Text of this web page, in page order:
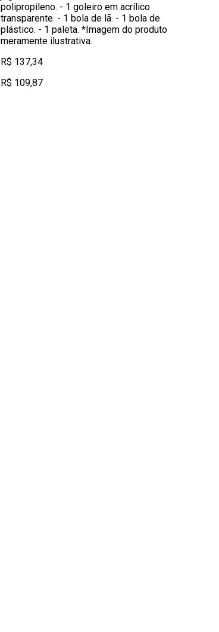
polipropileno. - 1 goleiro em acrílico
transparente. - 1 bola de lã. - 1 bola de
plástico. - 1 paleta. *Imagem do produto
meramente ilustrativa.
R$ 137,34
R$ 109,87